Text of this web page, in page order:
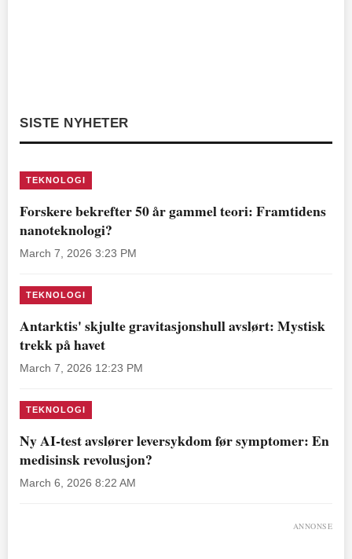
SISTE NYHETER
TEKNOLOGI
Forskere bekrefter 50 år gammel teori: Framtidens
nanoteknologi?
March 7, 2026 3:23 PM
TEKNOLOGI
Antarktis' skjulte gravitasjonshull avslørt: Mystisk
trekk på havet
March 7, 2026 12:23 PM
TEKNOLOGI
Ny AI-test avslører leversykdom før symptomer: En
medisinsk revolusjon?
March 6, 2026 8:22 AM
ANNONSE